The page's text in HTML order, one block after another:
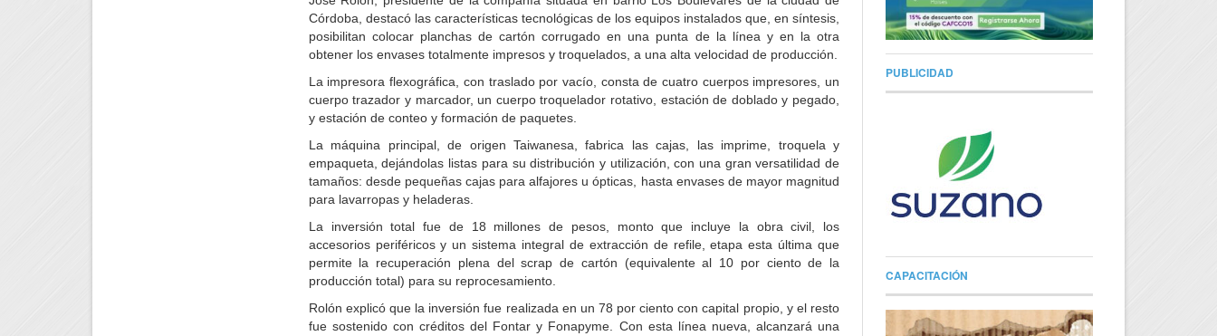
Córdoba, destacó las características tecnológicas de los equipos instalados que, en síntesis,
posibilitan colocar planchas de cartón corrugado en una punta de la línea y en la otra
obtener los envases totalmente impresos y troquelados, a una alta velocidad de producción.
La impresora flexográfica, con traslado por vacío, consta de cuatro cuerpos impresores, un
cuerpo trazador y marcador, un cuerpo troquelador rotativo, estación de doblado y pegado,
y estación de conteo y formación de paquetes.
La máquina principal, de origen Taiwanesa, fabrica las cajas, las imprime, troquela y
empaqueta, dejándolas listas para su distribución y utilización, con una gran versatilidad de
tamaños: desde pequeñas cajas para alfajores u ópticas, hasta envases de mayor magnitud
para lavarropas y heladeras.
La inversión total fue de 18 millones de pesos, monto que incluye la obra civil, los
accesorios periféricos y un sistema integral de extracción de refile, etapa esta última que
permite la recuperación plena del scrap de cartón (equivalente al 10 por ciento de la
producción total) para su reprocesamiento.
Rolón explicó que la inversión fue realizada en un 78 por ciento con capital propio, y el resto
fue sostenido con créditos del Fontar y Fonapyme. Con esta línea nueva, alcanzará una
PUBLICIDAD
CAPACITACIÓN